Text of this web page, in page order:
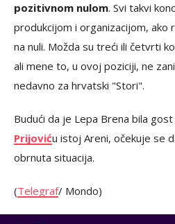
pozitivnom nulom. Svi takvi
produkcijom i organizacijom, ako
na nuli. Možda su treći ili četvrti
ali mene to, u ovoj poziciji, ne
nedavno za hrvatski "Stori".
Budući da je Lepa Brena bila
Prijoviću istoj Areni, očekuje se
obrnuta situacija.
(Telegraf/ Mondo)